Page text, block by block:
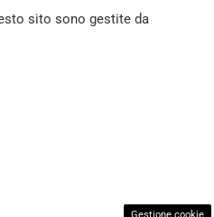
sito sono gestite da